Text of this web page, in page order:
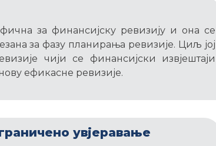
за финансијску ревизију и она се
за фазу планирања ревизије. Циљ јој
чији се финансијски извјештаји
ефикасне ревизије.
увјеравање